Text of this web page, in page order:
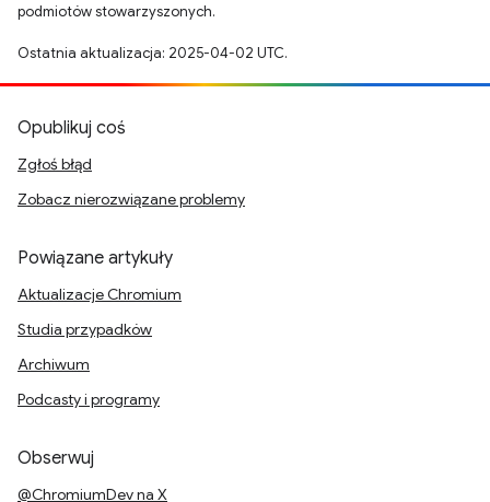
podmiotów stowarzyszonych.
Ostatnia aktualizacja: 2025-04-02 UTC.
Opublikuj coś
Zgłoś błąd
Zobacz nierozwiązane problemy
Powiązane artykuły
Aktualizacje Chromium
Studia przypadków
Archiwum
Podcasty i programy
Obserwuj
@ChromiumDev na X